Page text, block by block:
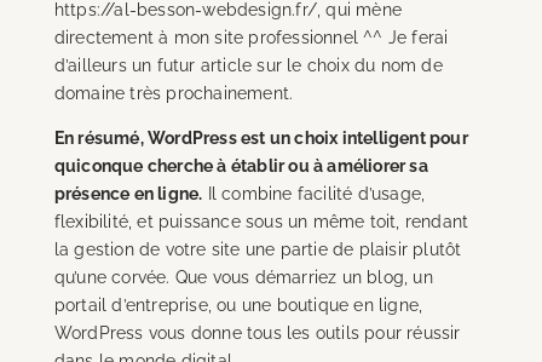
https://al-besson-webdesign.fr/, qui mène
directement à mon site professionnel ^^ Je ferai
d’ailleurs un futur article sur le choix du nom de
domaine très prochainement.
En résumé, WordPress est un choix intelligent pour
quiconque cherche à établir ou à améliorer sa
présence en ligne. Il combine facilité d’usage,
flexibilité, et puissance sous un même toit, rendant
la gestion de votre site une partie de plaisir plutôt
qu’une corvée. Que vous démarriez un blog, un
portail d’entreprise, ou une boutique en ligne,
WordPress vous donne tous les outils pour réussir